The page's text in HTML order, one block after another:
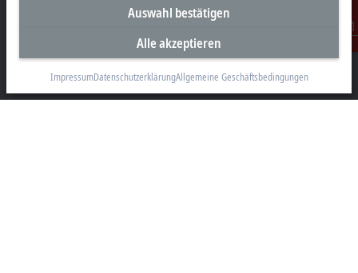
Kontakt
Unternehmenszentrale Deutschland
Beckhoff Automation GmbH & Co. KG
Hülshorstweg 20
Auswahl bestätigen
Alle akzeptieren
ImpressumDatenschutzerklärungAllgemeine Geschäftsbedingungen